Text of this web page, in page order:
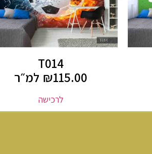
T014
₪115.00 למ״ר
לרכישה